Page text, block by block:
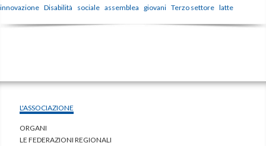
innovazione Disabilità sociale assemblea giovani Terzo settore latte
L'ASSOCIAZIONE
ORGANI
LE FEDERAZIONI REGIONALI